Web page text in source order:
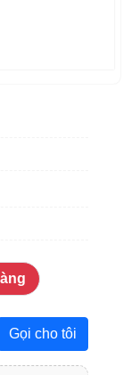
Gọi cho tôi